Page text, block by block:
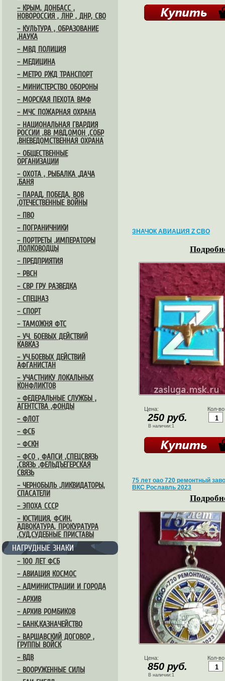
– КРЫМ, ДОНБАСС ,
НОВОРОССИЯ , ЛНР , ДНР, СВО
– КУЛЬТУРА , ОБРАЗОВАНИЕ
,НАУКА
– МВД ПОЛИЦИЯ
– МЕДИЦИНА
– МЕТРО РЖД ТРАНСПОРТ
– МИНИСТЕРСТВО ОБОРОНЫ
– МОРСКАЯ ПЕХОТА ВМФ
– МЧС ПОЖАРНАЯ ОХРАНА
– НАЦИОНАЛЬНАЯ ГВАРДИЯ
РОССИИ ,ВВ МВД,ОМОН ,СОБР
,ВНЕВЕДОМСТВЕННАЯ ОХРАНА
– ОБЩЕСТВЕННЫЕ
ОРГАНИЗАЦИИ
– ОХОТА , РЫБАЛКА ,ДАЧА
,БАНЯ
– ПАРАД, ПОБЕДА, ВОВ
,ОТЕЧЕСТВЕННЫЕ ВОЙНЫ
– ПВО
– ПОГРАНИЧНИКИ
– ПОРТРЕТЫ ,ИМПЕРАТОРЫ
,ПОЛКОВОДЦЫ
– ПРЕДПРИЯТИЯ
– РВСН
– СВР ГРУ РАЗВЕДКА
– СПЕЦНАЗ
– СПОРТ
– ТАМОЖНЯ ФТС
– УЧ. БОЕВЫХ ДЕЙСТВИЙ
КАВКАЗ
– УЧ.БОЕВЫХ ДЕЙСТВИЙ
АФГАНИСТАН
– УЧАСТНИКУ ЛОКАЛЬНЫХ
КОНФЛИКТОВ
– ФЕДЕРАЛЬНЫЕ СЛУЖБЫ ,
АГЕНТСТВА ,ФОНДЫ
– ФЛОТ
– ФСБ
– ФСКН
– ФСО , ФАПСИ ,СПЕЦСВЯЗЬ
,СВЯЗЬ ,ФЕЛЬДЪЕГЕРСКАЯ
СВЯЗЬ
– ЧЕРНОБЫЛЬ ,ЛИКВИДАТОРЫ,
СПАСАТЕЛИ
– ЭПОХА СССР
– ЮСТИЦИЯ, ФСИН,
АДВОКАТУРА, ПРОКУРАТУРА
,СУД,СУДЕБНЫЕ ПРИСТАВЫ
НАГРУДНЫЕ ЗНАКИ
– 100 ЛЕТ ФСБ
– АВИАЦИЯ КОСМОС
– АДМИНИСТРАЦИИ И ГОРОДА
– АРХИВ
– АРХИВ РОМБИКОВ
– БАНК,КАЗНАЧЕЙСТВО
– ВАРШАВСКИЙ ДОГОВОР ,
ГРУППЫ ВОЙСК
– ВДВ
– ВООРУЖЕННЫЕ СИЛЫ
ЗНАЧОК АВИАЦИЯ Z СВО
Цена:
250 руб.
В наличии:1
Кол-
75 лет оао 720 ремонтный
ВКС Рославль 2023
Цена:
850 руб.
В наличии:1
Кол-